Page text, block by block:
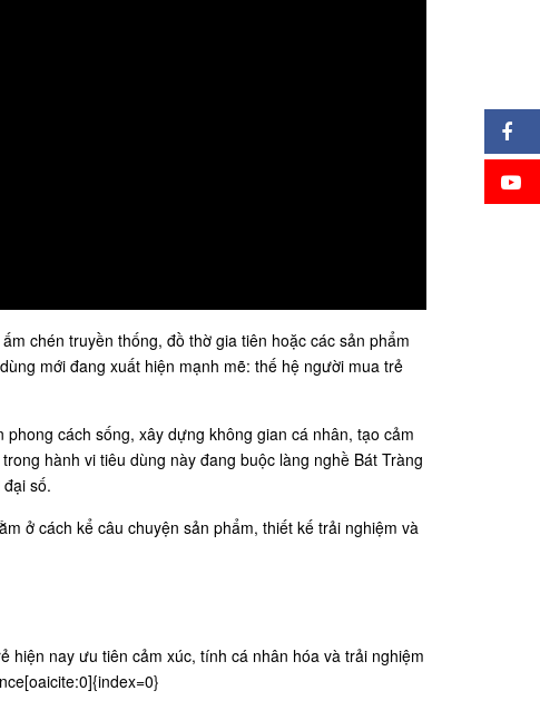
chén truyền thống, đồ thờ gia tiên hoặc các sản phẩm
mới đang xuất hiện mạnh mẽ: thế hệ người mua trẻ
cách sống, xây dựng không gian cá nhân, tạo cảm
hành vi tiêu dùng này đang buộc làng nghề Bát Tràng
số.
ở cách kể câu chuyện sản phẩm, thiết kế trải nghiệm và
hiện nay ưu tiên cảm xúc, tính cá nhân hóa và trải nghiệm